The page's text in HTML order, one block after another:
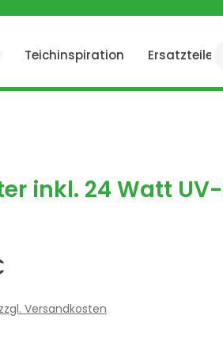
Teichinspiration Ersatzteile
inkl. 24 Watt
Versandkosten